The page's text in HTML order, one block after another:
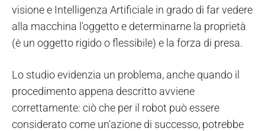
visione e Intelligenza Artificiale in grado di far vedere
alla macchina l'oggetto e determinarne la proprietà
(è un oggetto rigido o flessibile) e la forza di presa.
Lo studio evidenzia un problema, anche quando il
procedimento appena descritto avviene
correttamente: ciò che per il robot può essere
considerato come un'azione di successo, potrebbe